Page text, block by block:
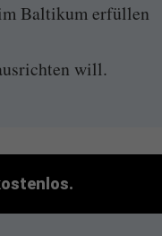
Baltikum erfüllen
will.